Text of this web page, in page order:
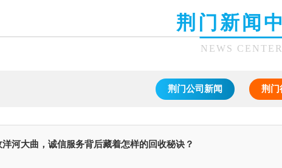
荆门新闻
NEWS CENTER
荆门公司新闻 荆门
河大曲，诚信服务背后藏着怎样的回收秘诀？